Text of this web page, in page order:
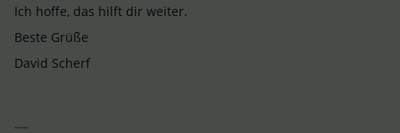
Ich hoffe, das hilft dir weiter.
Beste Grüße
David Scherf